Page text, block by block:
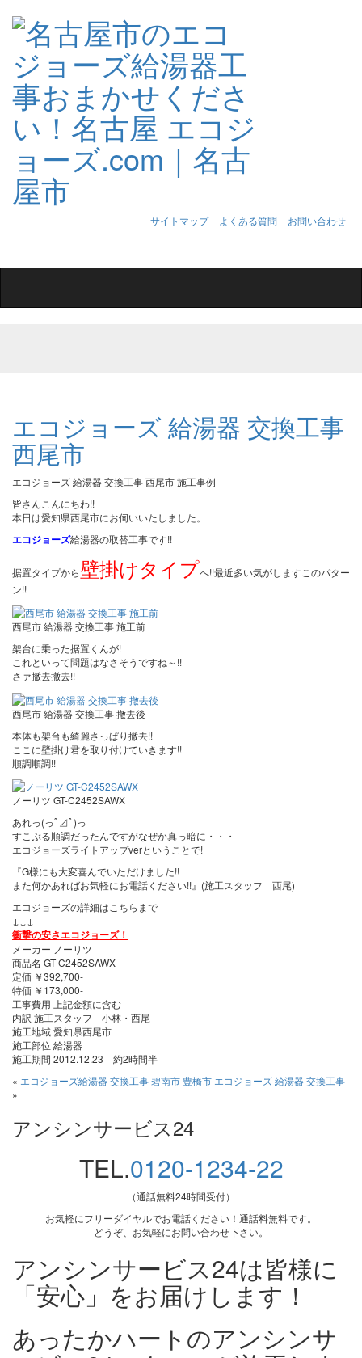
サイトマップ よくある質問
お問い合わせ
エコジョーズ 給湯器 交換工事
西尾市
エコジョーズ 給湯器 交換工事 西尾市 施工事例
皆さんこんにちわ!!
本日は愛知県西尾市にお伺いいたしました。
エコジョーズ給湯器の取替工事です!!
据置タイプから壁掛けタイプへ!!最近多い気がしますこのパター
ン!!
西尾市 給湯器 交換工事 施工前
架台に乗った据置くんが!
これといって問題はなさそうですね～!!
さァ撤去撤去!!
西尾市 給湯器 交換工事 撤去後
本体も架台も綺麗さっぱり撤去!!
ここに壁掛け君を取り付けていきます!!
順調順調!!
ノーリツ GT-C2452SAWX
あれっ(っﾟ⊿ﾟ)っ
すこぶる順調だったんですがなぜか真っ暗に・・・
エコジョーズライトアップverということで!
『G様にも大変喜んでいただけました!!
また何かあればお気軽にお電話ください!!』(施工スタッフ 西尾)
エコジョーズの詳細はこちらまで
↓↓↓
衝撃の安さエコジョーズ！
メーカー ノーリツ
商品名 GT-C2452SAWX
定価 ￥392,700-
特価 ￥173,000-
工事費用 上記金額に含む
内訳 施工スタッフ 小林・西尾
施工地域 愛知県西尾市
施工部位 給湯器
施工期間 2012.12.23 約2時間半
« エコジョーズ給湯器 交換工事 碧南市 豊橋市 エコジョーズ 給湯器 交換工事
»
アンシンサービス24
TEL.0120-1234-22
（通話無料24時間受付）
お気軽にフリーダイヤルでお電話ください！通話料無料です。
どうぞ、お気軽にお問い合わせ下さい。
アンシンサービス24は皆様に
「安心」をお届けします！
あったかハートのアンシンサ